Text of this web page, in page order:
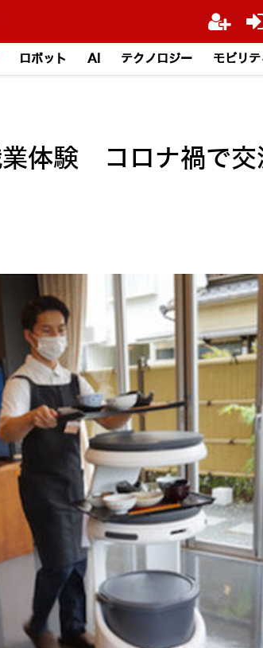
ロボット AI テクノロジー モビリテ
体験 コロナ禍で交